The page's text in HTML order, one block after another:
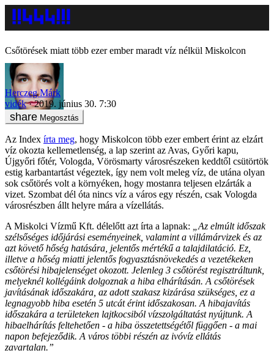
Csőtörések miatt több ezer ember maradt víz nélkül Miskolcon
Herczeg Márk
vidék
2019. június 30. 7:30
Megosztás
Az Index írta meg, hogy Miskolcon több ezer embert érint az elzárt
víz okozta kellemetlenség, a lap szerint az Avas, Győri kapu,
Újgyőri főtér, Vologda, Vörösmarty városrészeken keddtől csütörtök
estig karbantartást végeztek, így nem volt meleg víz, de utána olyan
sok csőtörés volt a környéken, hogy mostanra teljesen elzárták a
vizet. Szombat dél óta nincs víz a város egy részén, csak Vologda
városrészben állt helyre mára a vízellátás.
A Miskolci Vízmű Kft. délelőtt azt írta a lapnak:
„Az elmúlt időszak
szélsőséges időjárási eseményeinek, valamint a villámárvizek és az
azt követő hőség hatására, jelentős mértékű a talajdilatáció. Ez,
illetve a hőség miatti jelentős fogyasztásnövekedés a vezetékeken
csőtörési hibajelenséget okozott. Jelenleg 3 csőtörést regisztráltunk,
melyeknél kollégáink dolgoznak a hiba elhárításán. A csőtörések
javításának időszakára, az adott szakasz kizárása szükséges, ez a
legnagyobb hiba esetén 5 utcát érint időszakosan. A hibajavítás
időszakára a területeken lajtkocsiból vízszolgáltatást nyújtunk. A
hibaelhárítás feltehetően - a hiba összetettségétől függően - a mai
napon befejeződik. A város többi részén az ivóvíz ellátás
zavartalan.”